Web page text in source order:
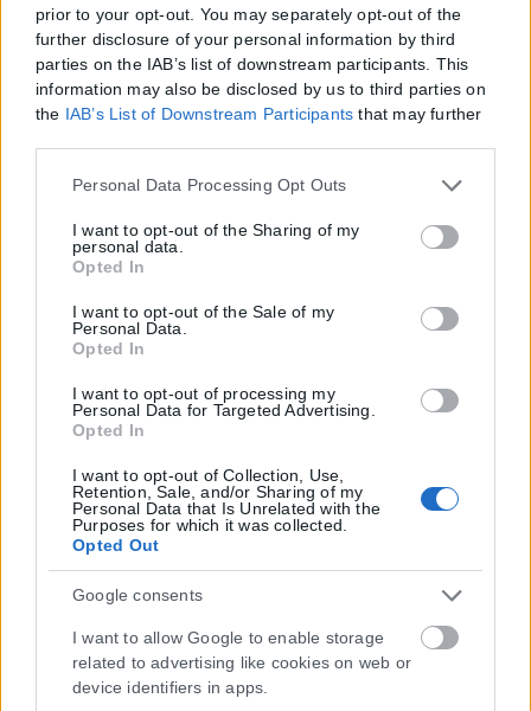
prior to your opt-out. You may separately opt-out of the
further disclosure of your personal information by third
parties on the IAB’s list of downstream participants. This
information may also be disclosed by us to third parties on
the IAB’s List of Downstream Participants that may further
Please note that this website/app uses one or more Google
but not limited to your visit or usage behaviour. You may
click to grant or deny consent to Google and its third-party
tags to use your data for below specified purposes in below
Google consent section.
Personal Data Processing Opt Outs
I want to opt-out of the Sharing of my
personal data.
Opted In
I want to opt-out of the Sale of my
Personal Data.
Opted In
I want to opt-out of processing my
Personal Data for Targeted Advertising.
Opted In
I want to opt-out of Collection, Use,
Retention, Sale, and/or Sharing of my
Personal Data that Is Unrelated with the
Purposes for which it was collected.
Opted Out
Google consents
I want to allow Google to enable storage
related to advertising like cookies on web or
device identifiers in apps.